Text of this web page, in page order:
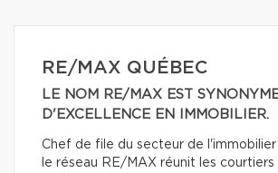
RE/MAX QUÉBEC
LE NOM RE/MAX EST
D'EXCELLENCE EN IMMOBILIER.
Chef de file du secteur de l'immobilier
le réseau RE/MAX réunit les courtiers